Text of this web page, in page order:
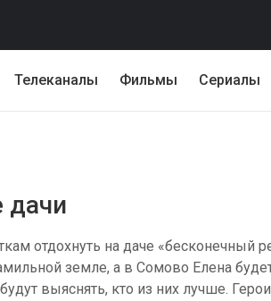
Телеканалы Фильмы Сериалы
дачи
отдохнуть на даче «бесконечный
земле, а в Сомово Елена
выяснять, кто из них лучше.